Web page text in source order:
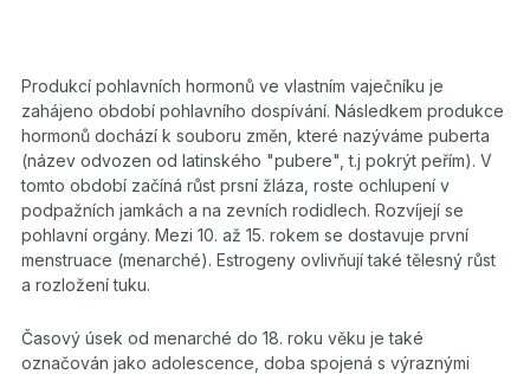
Produkcí pohlavních hormonů ve vlastním vaječníku je
zahájeno období pohlavního dospívání. Následkem produkce
hormonů dochází k souboru změn, které nazýváme puberta
(název odvozen od latinského "pubere", t.j pokrýt peřím). V
tomto období začíná růst prsní žláza, roste ochlupení v
podpažních jamkách a na zevních rodidlech. Rozvíjejí se
pohlavní orgány. Mezi 10. až 15. rokem se dostavuje první
menstruace (menarché). Estrogeny ovlivňují také tělesný růst
a rozložení tuku.
Časový úsek od menarché do 18. roku věku je také
označován jako adolescence, doba spojená s výraznými